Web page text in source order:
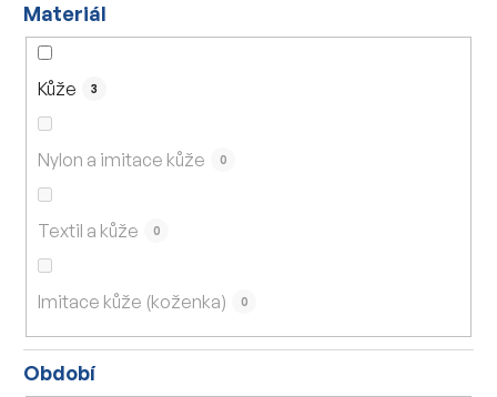
Materiál
Kůže 3
Nylon a imitace kůže 0
Textil a kůže 0
Imitace kůže (koženka) 0
Období